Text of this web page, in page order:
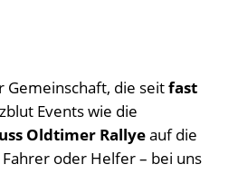
Gemeinschaft, die seitfast
Events wie die
Oldtimer Rallyeauf die
oder Helfer – bei uns